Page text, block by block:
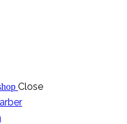
Close